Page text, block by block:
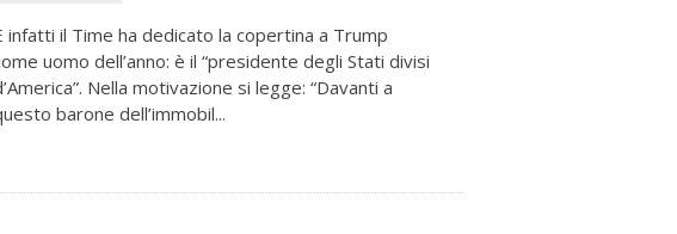
infatti il Time ha dedicato la copertina a Trump
uomo dell’anno: è il “presidente degli Stati divisi
Nella motivazione si legge: “Davanti a
barone dell’immobil...